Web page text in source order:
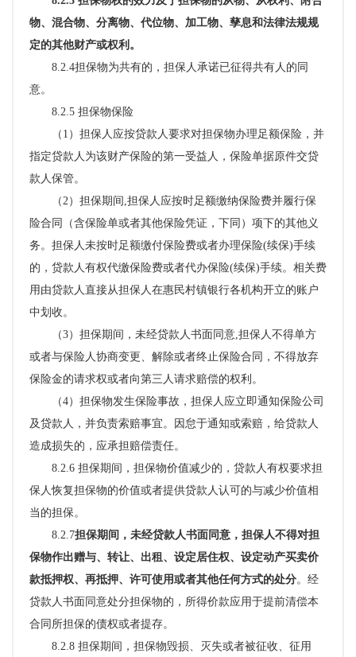
物、混合物、分离物、代位物、加工物、孳息和法律法规规
定的其他财产或权利。
8.2.4担保物为共有的，担保人承诺已征得共有人的同
意。
8.2.5 担保物保险
（ 1）担保人应按贷款人要求对担保物办理足额保险，并
指定贷款人为该财产保险的第一受益人，保险单据原件交贷
款人保管。
（2） 担保期间 ,担保人应按时足额缴纳保险费并履行保
险合同（含保险单或者其他保险凭证，下同）项下的其他义
务。担保人未按时足额缴付保险费或者办理保险(续保)手续
的，贷款人有权代缴保险费或者代办保险(续保)手续。相关费
用由贷款人直接从担保人在惠民村镇银行各机构开立的账户
中划收。
（3）担保期间，未经贷款人书面同意,担保人不得单方
或者与保险人协商变更、解除或者终止保险合同，不得放弃
保险金的请求权或者向第三人请求赔偿的权利。
（4） 担保物发生保险事故，担保人应立即通知保险公司
及贷款人，并负责索赔事宜。因怠于通知或索赔，给贷款人
造成损失的，应承担赔偿责任。
8.2.6 担保期间，担保物价值减少的，贷款人有权要求担
保人恢复担保物的价值或者提供贷款人认可的与减少价值相
当的担保。
8.2.7担保期间，未经贷款人书面同意，担保人不得对担
保物作出赠与、转让、出租、设定居住权、设定动产买卖价
款抵押权、再抵押、许可使用或者其他任何方式的处分。经
贷款人书面同意处分担保物的，所得价款应用于提前清偿本
合同所担保的债权或者提存。
8.2.8 担保期间，担保物毁损、灭失或者被征收、征用